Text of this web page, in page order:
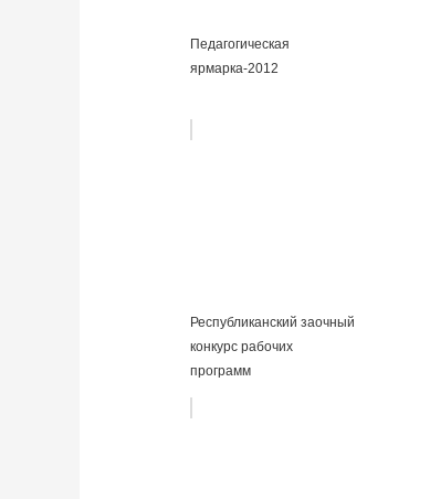
Педагогическая
ярмарка-2012
Республиканский заочный
конкурс рабочих
программ